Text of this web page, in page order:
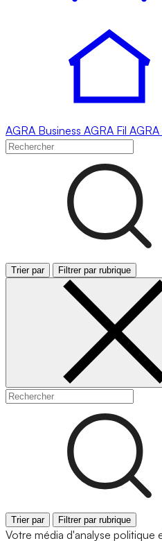
AGRA Business AGRA Fil AGRA
Trier par Filtrer par rubrique
Trier par Filtrer par rubrique
Votre média d'analyse politique